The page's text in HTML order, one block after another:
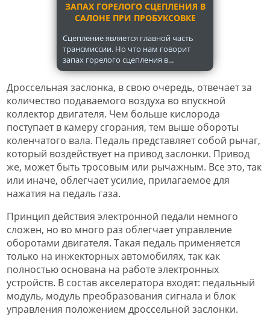
ЗАПАХ ГОРЕЛОГО СЦЕПЛЕНИЯ В
САЛОНЕ ПРИ ПРОБУКСОВКЕ
Сцепление является главной часть
трансмиссии. Но что нам говорит
запах горелого сцепления в...
Дроссельная заслонка, в свою очередь, отвечает за
количество подаваемого воздуха во впускной
коллектор двигателя. Чем больше кислорода
поступает в камеру сгорания, тем выше обороты
коленчатого вала. Педаль представляет собой рычаг,
который воздействует на привод заслонки. Привод
же, может быть тросовым или рычажным. Все это, так
или иначе, облегчает усилие, прилагаемое для
нажатия на педаль газа.
Принцип действия электронной педали немного
сложен, но во много раз облегчает управление
оборотами двигателя. Такая педаль применяется
только на инжекторных автомобилях, так как
полностью основана на работе электронных
устройств. В состав акселератора входят: педальный
модуль, модуль преобразования сигнала и блок
управления положением дроссельной заслонки.